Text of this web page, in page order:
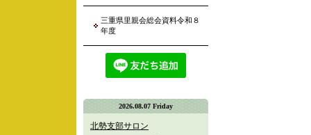
三重県里親会総会資料令和８
年度
2026.08.07 Friday
北勢支部サロン